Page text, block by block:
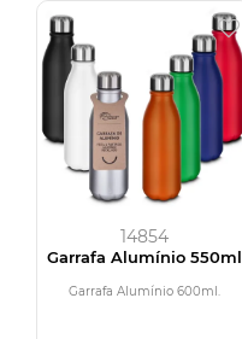
14854
Garrafa Alumínio 550ml
Garrafa Alumínio 600ml.